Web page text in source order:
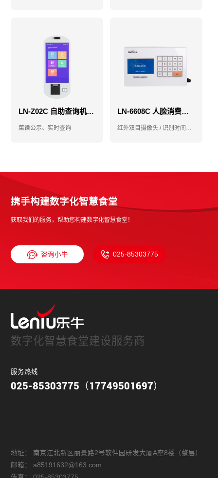
LN-Z02C 自助查询机-菜品查询机-食堂查询机
菜谱公示、实时查询
LN-6608C 人脸消费机-售饭机-消费机
红外双目摄像头 / 识别时间小于1秒
携手构建数字化智慧食堂
获取我们的服务，帮助您构建数字化智慧食堂！
咨询小牛 025-85303775
数字化智慧食堂建设服务商
服务热线
025-85303775（17749501697）
地址：
南京江北新区丽景路2号软件园研发大厦A座8楼（整层）
邮箱：
a85191632@163.com